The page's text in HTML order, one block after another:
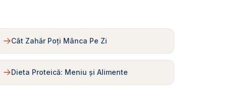
Cât Zahăr Poți Mânca Pe Zi
Dieta Proteică: Meniu și Alimente